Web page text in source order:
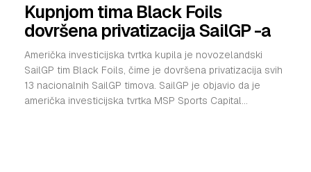
Kupnjom tima Black Foils
dovršena privatizacija SailGP -a
Američka investicijska tvrtka kupila je novozelandski
SailGP tim Black Foils, čime je dovršena privatizacija svih
13 nacionalnih SailGP timova. SailGP je objavio da je
američka investicijska tvrtka MSP Sports Capital...